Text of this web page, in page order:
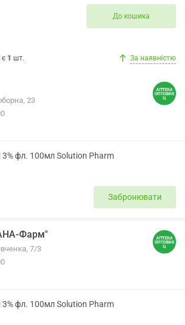
До кошика
є 1 шт. За наявністю
23
фл. 100мл Solution Pharm
Забронювати
Фарм"
7/3
фл. 100мл Solution Pharm